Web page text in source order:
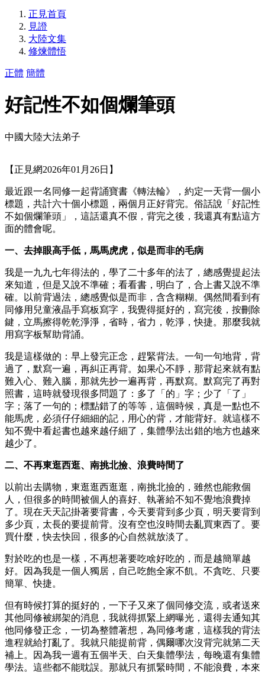
正見首頁
見證
大陸文集
修煉體悟
正體 簡體
好記性不如個爛筆頭
中國大陸大法弟子
【正見網2026年01月26日】
最近跟一名同修一起背誦寶書《轉法輪》，約定一天背一個小
標題，共計六十個小標題，兩個月正好背完。俗話說「好記性
不如個爛筆頭」，這話還真不假，背完之後，我還真有點這方
面的體會呢。
一、去掉眼高手低，馬馬虎虎，似是而非的毛病
我是一九九七年得法的，學了二十多年的法了，總感覺提起法
來知道，但是又說不準確；看看書，明白了，合上書又說不準
確。以前背過法，總感覺似是而非，含含糊糊。偶然間看到有
同修用兒童液晶手寫板寫字，我覺得挺好的，寫完後，按刪除
鍵，立馬擦得乾乾淨淨，省時，省力，乾淨，快捷。那麼我就
用寫字板幫助背誦。
我是這樣做的：早上發完正念，趕緊背法。一句一句地背，背
過了，默寫一遍，再糾正再背。如果心不靜，那背起來就有點
難入心、難入腦，那就先抄一遍再背，再默寫。默寫完了再對
照書，這時就發現很多問題了：多了「的」字；少了「了」
字；落了一句的；標點錯了的等等，這個時候，真是一點也不
能馬虎，必須仔仔細細的記，用心的背，才能背好。就這樣不
知不覺中看起書也越來越仔細了，集體學法出錯的地方也越來
越少了。
二、不再東逛西逛、南挑北撿、浪費時間了
以前出去購物，東逛逛西逛逛，南挑北撿的，雖然也能救個
人，但很多的時間被個人的喜好、執著給不知不覺地浪費掉
了。現在天天記掛著要背書，今天要背到多少頁，明天要背到
多少頁，太長的要提前背。沒有空也沒時間去亂買東西了。要
買什麼，快去快回，很多的心自然就放淡了。
對於吃的也是一樣，不再想著要吃啥好吃的，而是越簡單越
好。因為我是一個人獨居，自己吃飽全家不飢。不貪吃、只要
簡單、快捷。
但有時候打算的挺好的，一下子又來了個同修交流，或者送來
其他同修被綁架的消息，我就得抓緊上網曝光，還得去通知其
他同修發正念，一切為整體著想，為同修考慮，這樣我的背法
進程就給打亂了。我就只能提前背，偶爾哪次沒背完就第二天
補上。因為我一週有五個半天、白天集體學法，每晚還有集體
學法。這些都不能耽誤。那就只有抓緊時間，不能浪費，本來